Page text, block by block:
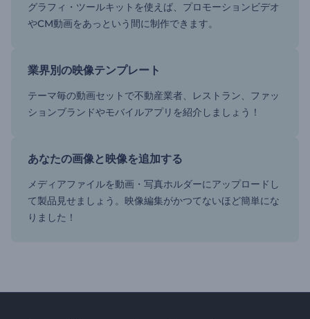
グラフィ・ツールキットを使えば、プロモーションビデオ
やCM動画をあっという間に制作できます。
業界別の映像テンプレート
テーマ毎の動画セットで不動産業者、レストラン、ファッ
ションブランドやモバイルアプリを紹介しましょう！
あなたの画像と映像を追加する
メディアファイルを動画・写真ホルダーにアップロードし
て製品見せましょう。映像編集がかつてないほど簡単にな
りました！